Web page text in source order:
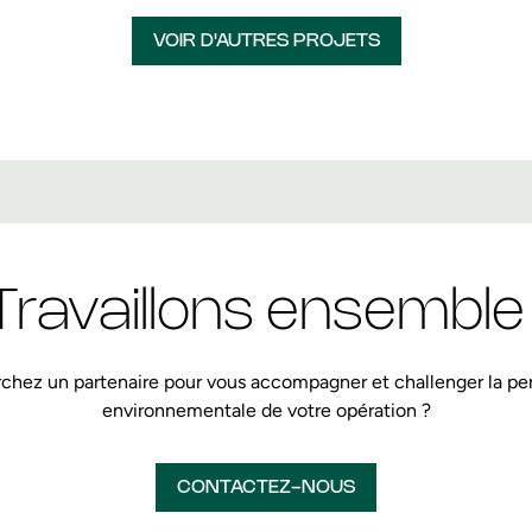
VOIR D'AUTRES PROJETS
Travaillons ensemble
un partenaire pour vous accompagner et challenger la
environnementale de votre opération ?
CONTACTEZ-NOUS